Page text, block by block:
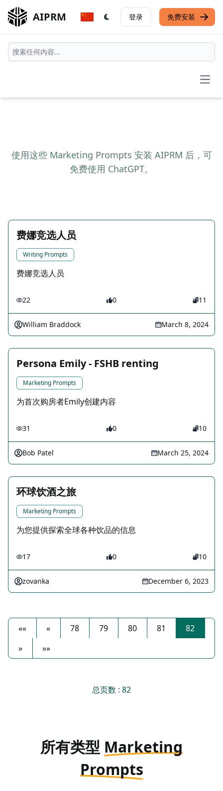
AIPRM 登录 免费安装
使用这些 Marketing Prompts 安装 AIPRM 后，可
免费使用 ChatGPT。
费娜竞选人员
Writing Prompts
费娜竞选人员
22 0 11
William Braddock March 8, 2024
Persona Emily - FSHB renting
Marketing Prompts
为首次购房者Emily创建内容
31 0 10
Bob Patel March 25, 2024
环球饮酒之旅
Marketing Prompts
为您提供探索全球各种饮品的信息
17 0 10
zovanka December 6, 2023
«« « 78 79 80 81
82
»
»»
总页数 : 82
所有类型 Marketing
Prompts